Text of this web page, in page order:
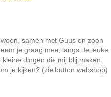
samen met Guus en zoon
je graag mee, langs de leuke
dingen die mij blij maken.
je kijken? (zie button webshop)